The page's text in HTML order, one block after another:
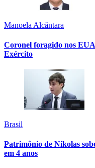
Manoela Alcântara
Coronel foragido nos
Exército
Brasil
Patrimônio de Nikolas
em 4 anos